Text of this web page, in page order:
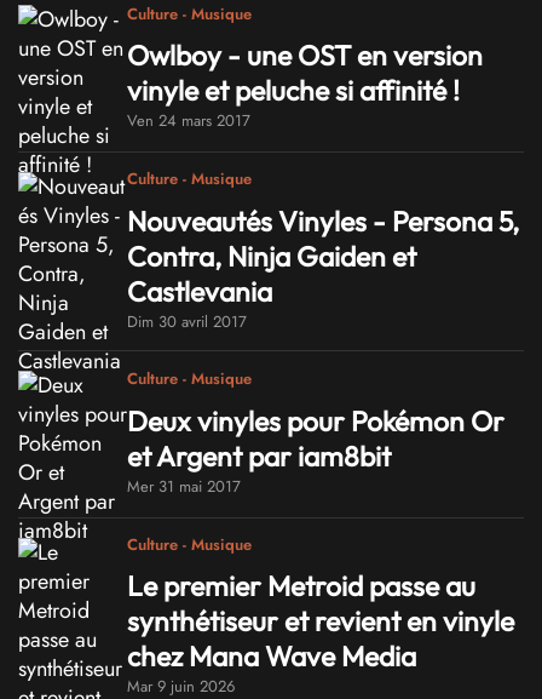
Culture - Musique
Owlboy - une OST en version
vinyle et peluche si affinité !
Ven 24 mars 2017
Culture - Musique
Nouveautés Vinyles - Persona 5,
Contra, Ninja Gaiden et
Castlevania
Dim 30 avril 2017
Culture - Musique
Deux vinyles pour Pokémon Or
et Argent par iam8bit
Mer 31 mai 2017
Culture - Musique
Le premier Metroid passe au
synthétiseur et revient en vinyle
chez Mana Wave Media
Mar 9 juin 2026